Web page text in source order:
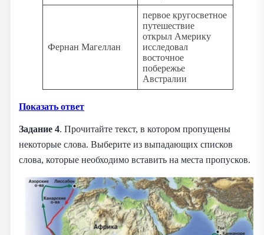
Фернан Магеллан
первое кругосветное
путешествие
открыл Америку
исследовал
восточное
побережье
Австралии
Показать ответ
Задание 4. Прочитайте текст, в котором пропущены
некоторые слова. Выберите из выпадающих списков
слова, которые необходимо вставить на места пропусков.